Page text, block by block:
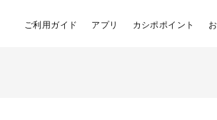
ご利用ガイド アプリ カシポポイント